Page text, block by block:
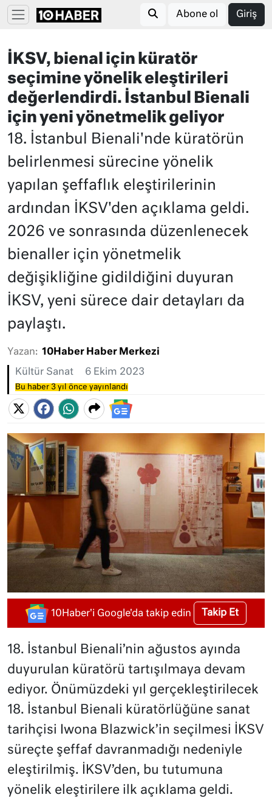
Abone ol Giriş
İKSV, bienal için küratör
seçimine yönelik eleştirileri
değerlendirdi. İstanbul Bienali
için yeni yönetmelik geliyor
18. İstanbul Bienali'nde küratörün
belirlenmesi sürecine yönelik
yapılan şeffaflık eleştirilerinin
ardından İKSV'den açıklama geldi.
2026 ve sonrasında düzenlenecek
bienaller için yönetmelik
değişikliğine gidildiğini duyuran
İKSV, yeni sürece dair detayları da
paylaştı.
Yazan: 10Haber Haber Merkezi
Kültür Sanat 6 Ekim 2023
Bu haber 3 yıl önce yayınlandı
10Haber'i Google'da takip edin Takip Et
18. İstanbul Bienali’nin ağustos ayında
duyurulan küratörü tartışılmaya devam
ediyor. Önümüzdeki yıl gerçekleştirilecek
18. İstanbul Bienali küratörlüğüne sanat
tarihçisi Iwona Blazwick’in seçilmesi İKSV
süreçte şeffaf davranmadığı nedeniyle
eleştirilmiş. İKSV’den, bu tutumuna
yönelik eleştirilere ilk açıklama geldi.